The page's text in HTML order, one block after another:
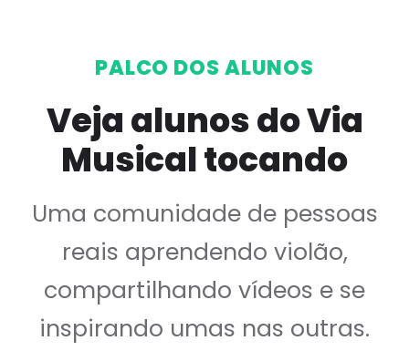
PALCO DOS ALUNOS
Veja alunos do Via
Musical tocando
Uma comunidade de pessoas
reais aprendendo violão,
compartilhando vídeos e se
inspirando umas nas outras.